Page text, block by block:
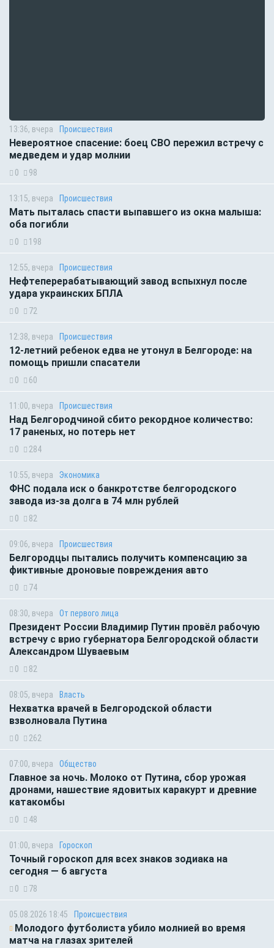
13:36, вчера Происшествия
Невероятное спасение: боец СВО пережил встречу с
медведем и удар молнии
0 98
13:15, вчера Происшествия
Мать пыталась спасти выпавшего из окна малыша:
оба погибли
0 198
12:55, вчера Происшествия
Нефтеперерабатывающий завод вспыхнул после
удара украинских БПЛА
0 72
12:38, вчера Происшествия
12-летний ребенок едва не утонул в Белгороде: на
помощь пришли спасатели
0 60
11:00, вчера Происшествия
Над Белгородчиной сбито рекордное количество:
17 раненых, но потерь нет
0 284
10:55, вчера Экономика
ФНС подала иск о банкротстве белгородского
завода из-за долга в 74 млн рублей
0 82
09:06, вчера Происшествия
Белгородцы пытались получить компенсацию за
фиктивные дроновые повреждения авто
0 74
08:30, вчера От первого лица
Президент России Владимир Путин провёл рабочую
встречу с врио губернатора Белгородской области
Александром Шуваевым
0 82
08:05, вчера Власть
Нехватка врачей в Белгородской области
взволновала Путина
0 262
07:00, вчера Общество
Главное за ночь. Молоко от Путина, сбор урожая
дронами, нашествие ядовитых каракурт и древние
катакомбы
0 48
01:00, вчера Гороскоп
Точный гороскоп для всех знаков зодиака на
сегодня — 6 августа
0 78
05.08.2026 18:45 Происшествия
Молодого футболиста убило молнией во время
матча на глазах зрителей